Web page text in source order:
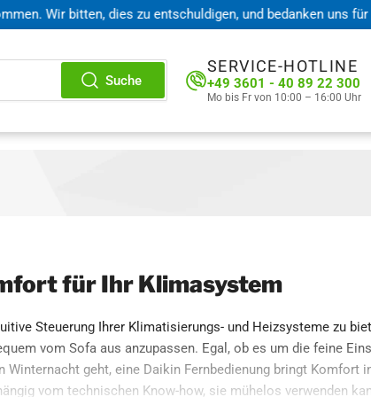
Wir bitten, dies zu entschuldigen, und bedanken uns für Ihr
Suche
SERVICE-HOTLINE
+49 3601 - 40 89 22 300
Mo bis Fr von 10:00 – 16:00 Uhr
für Ihr Klimasystem
Steuerung Ihrer Klimatisierungs- und Heizsysteme zu
vom Sofa aus anzupassen. Egal, ob es um die feine
geht, eine Daikin Fernbedienung bringt
vom technischen Know-how, sie mühelos verwenden